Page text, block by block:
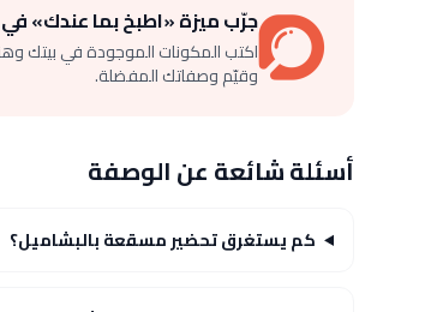
جرّب ميزة «اطبخ بما عندك»
اكتب المكونات الموجودة في بيتك
وقيّم وصفاتك المفضلة.
أسئلة شائعة عن الوصفة
كم يستغرق تحضير مسقعة بالبشاميل؟